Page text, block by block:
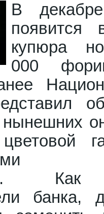
В
появится
купюра
000
Как
банка,